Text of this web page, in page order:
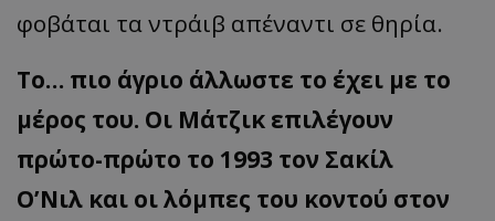
φοβάται τα ντράιβ απέναντι σε θηρία.
Το… πιο άγριο άλλωστε το έχει με το
μέρος του. Οι Μάτζικ επιλέγουν
πρώτο-πρώτο το 1993 τον Σακίλ
Ο’Νιλ και οι λόμπες του κοντού στον